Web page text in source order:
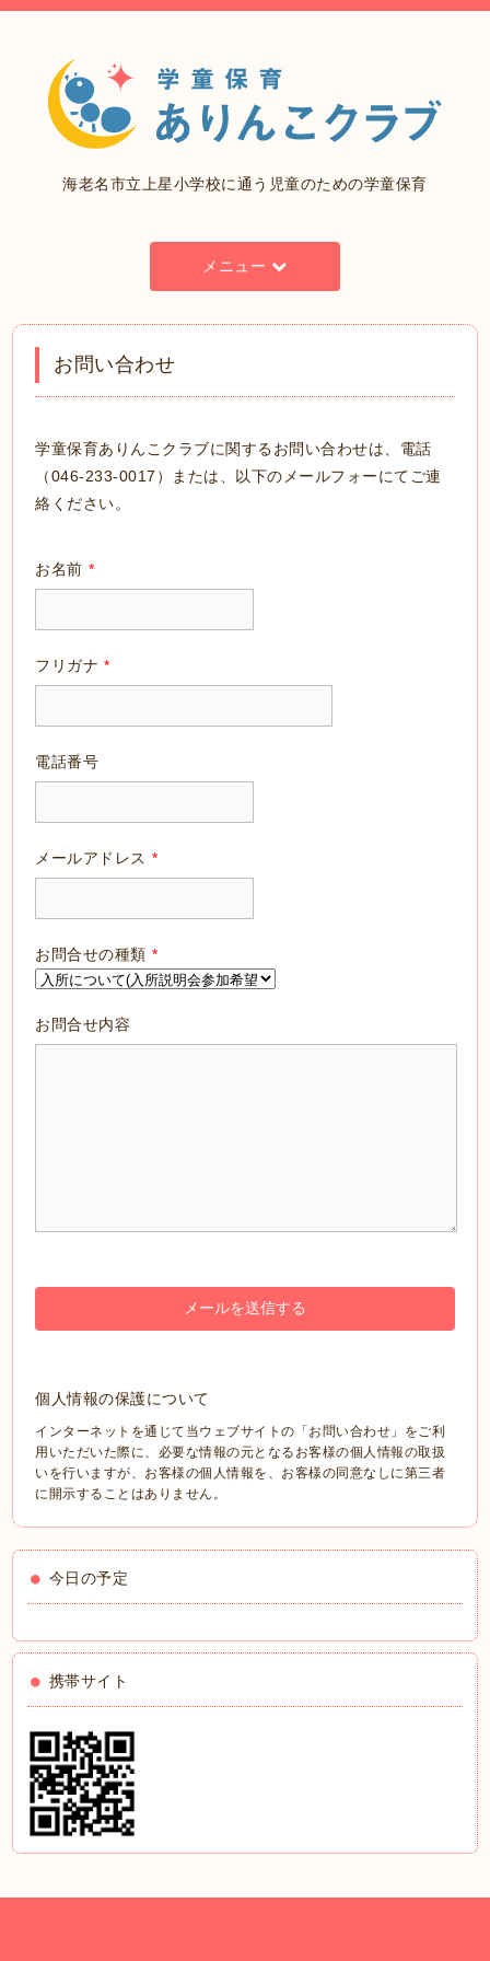
海老名市立上星小学校に通う児童のための学童保育
メニュー
お問い合わせ
学童保育ありんこクラブに関するお問い合わせは、電話
（046-233-0017）または、以下のメールフォーにてご連
絡ください。
お名前 *
フリガナ *
電話番号
メールアドレス *
お問合せの種類 *
お問合せ内容
個人情報の保護について
インターネットを通じて当ウェブサイトの「お問い合わせ」をご利
用いただいた際に、必要な情報の元となるお客様の個人情報の取扱
いを行いますが、お客様の個人情報を、お客様の同意なしに第三者
に開示することはありません。
今日の予定
携帯サイト